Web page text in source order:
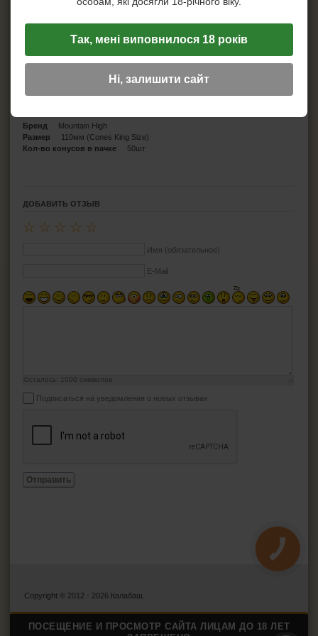
Бренд Mountain High
Размер 110мм (Cones King Size)
Кол-во конусов в пачке 50шт
ДОБАВИТЬ ОТЗЫВ
☆
☆
☆
☆
☆
Имя (обязательное)
E-Mail
Осталось: 1000 символов
Подписаться на уведомления о новых отзывах
Отправить
Copyright © 2012 - 2026 Калабаш.
ПОСЕЩЕНИЕ И ПРОСМОТР САЙТА ЛИЦАМ ДО 18 ЛЕТ
Так, мені виповнилося 18 років
Ні, залишити сайт
КНОПКА
ЗВ'ЯЗКУ